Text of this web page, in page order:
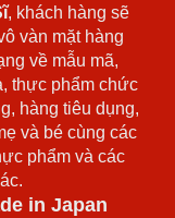
, khách hàng sẽ
vàn mặt hàng
về mẫu mã,
thực phẩm chức
hàng tiêu dụng,
và bé cùng các
phẩm và các
in Japan